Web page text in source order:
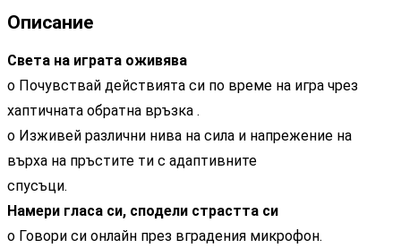
Описание
Света на играта оживява
o Почувствай действията си по време на игра чрез
хаптичната обратна връзка .
o Изживей различни нива на сила и напрежение на
върха на пръстите ти с адаптивните
спусъци.
Намери гласа си, сподели страстта си
o Говори си онлайн през вградения микрофон.